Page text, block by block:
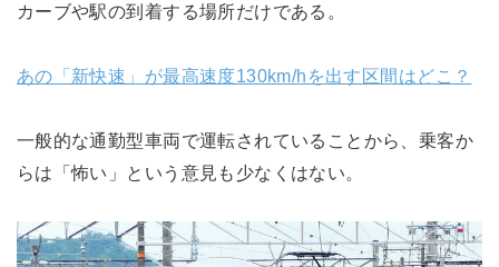
カーブや駅の到着する場所だけである。
あの「新快速」が最高速度130km/hを出す区間はどこ？
一般的な通勤型車両で運転されていることから、乗客か
らは「怖い」という意見も少なくはない。